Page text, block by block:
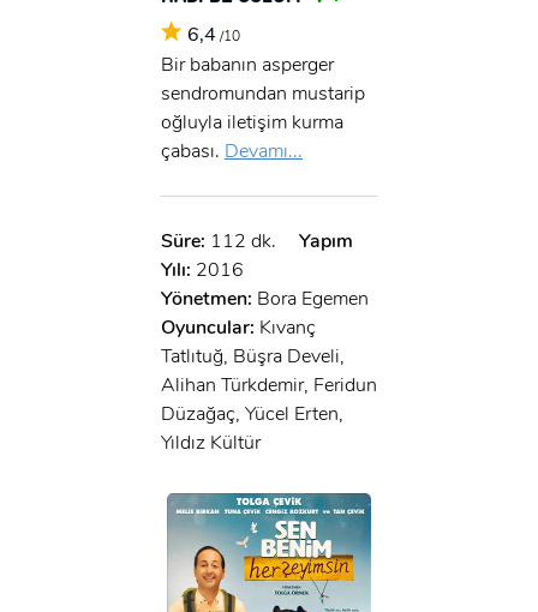
6,4 /10
Bir babanın asperger
sendromundan mustarip
oğluyla iletişim kurma
çabası. Devamı...
Süre: 112 dk.
Yapım
Yılı: 2016
Yönetmen: Bora Egemen
Oyuncular: Kıvanç
Tatlıtuğ, Büşra Develi,
Alihan Türkdemir, Feridun
Düzağaç, Yücel Erten,
Yıldız Kültür